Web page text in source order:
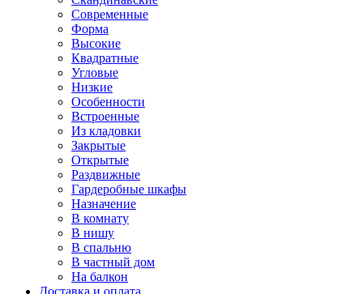
Современные
Форма
Высокие
Квадратные
Угловые
Низкие
Особенности
Встроенные
Из кладовки
Закрытые
Открытые
Раздвижные
Гардеробные шкафы
Назначение
В комнату
В нишу
В спальню
В частный дом
На балкон
Доставка и оплата